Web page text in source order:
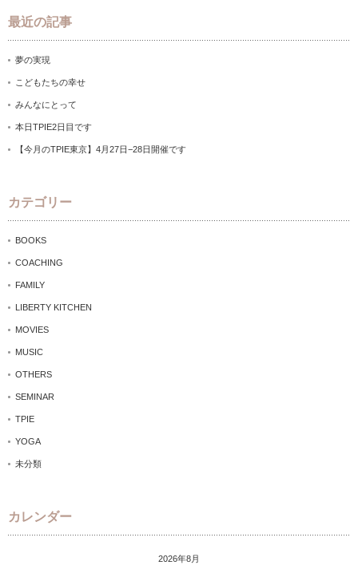
最近の記事
夢の実現
こどもたちの幸せ
みんなにとって
本日TPIE2日目です
【今月のTPIE東京】4月27日−28日開催です
カテゴリー
BOOKS
COACHING
FAMILY
LIBERTY KITCHEN
MOVIES
MUSIC
OTHERS
SEMINAR
TPIE
YOGA
未分類
カレンダー
2026年8月